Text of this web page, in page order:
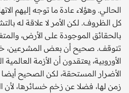
الحالي. وهؤلاء عادة ما توجه إليهم
كل الظروف. لكن الأمر لا علاقة له
بالحقائق الموجودة على الأرض،
تتوقف. صحيح أن بعض المشرعين،
الأوروبية، يعتقدون أن الأزمة
الأضرار المستحقة، لكن الصحيح أيضا
زمن لها، فضلا عن زخم خسائرها، لأن